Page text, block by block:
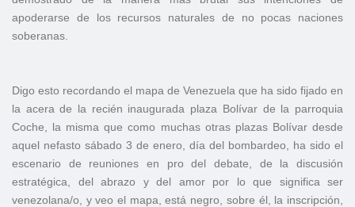
apoderarse de los recursos naturales de no pocas naciones
soberanas.
Digo esto recordando el mapa de Venezuela que ha sido fijado en
la acera de la recién inaugurada plaza Bolívar de la parroquia
Coche, la misma que como muchas otras plazas Bolívar desde
aquel nefasto sábado 3 de enero, día del bombardeo, ha sido el
escenario de reuniones en pro del debate, de la discusión
estratégica, del abrazo y del amor por lo que significa ser
venezolana/o, y veo el mapa, está negro, sobre él, la inscripción,